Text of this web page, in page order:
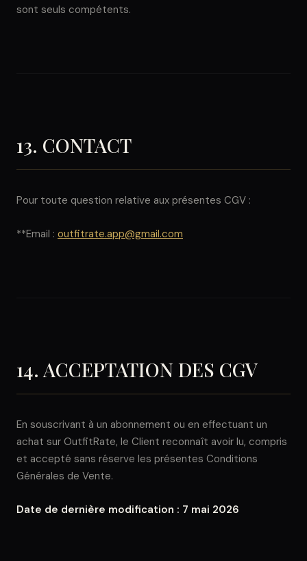
sont seuls compétents.
13. CONTACT
Pour toute question relative aux présentes CGV :
**Email : outfitrate.app@gmail.com
14. ACCEPTATION DES CGV
En souscrivant à un abonnement ou en effectuant un
achat sur OutfitRate, le Client reconnaît avoir lu, compris
et accepté sans réserve les présentes Conditions
Générales de Vente.
Date de dernière modification : 7 mai 2026